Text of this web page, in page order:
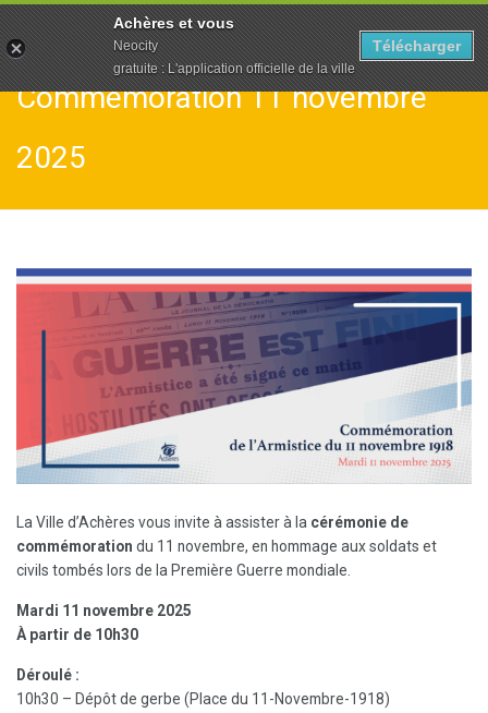
Commémoration 11 novembre
2025
La Ville d’Achères vous invite à assister à la cérémonie de
commémoration du 11 novembre, en hommage aux soldats et
civils tombés lors de la Première Guerre mondiale.
Mardi 11 novembre 2025
À partir de 10h30
Déroulé :
10h30 – Dépôt de gerbe (Place du 11-Novembre-1918)
Achères et vous
Neocity
gratuite : L'application officielle de la ville
Télécharger